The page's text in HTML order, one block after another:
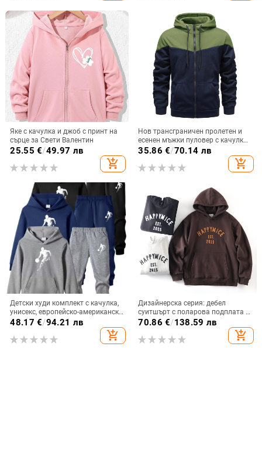
Яке с качулка и джоб с принт на
сърце за Свети Валентин
25.55 €/49.97 лв
add_shopping_cart
Нов трансграничен пролетен и
есенен мъжки пуловер с качулка
и цип, мъжки спортен ежедневен
35.86 €/70.14 лв
add_shopping_cart
Детски худи комплект с качулка,
унисекс, европейско-американски
стил, пуловер, полиестер 96%+,
48.17 €/94.21 лв
add_shopping_cart
Дизайнерска серия: дебел
суитшърт с поларова подплата и
качулка за мъже – есенно-зимно
70.86 €/138.59 лв
add_shopping_cart